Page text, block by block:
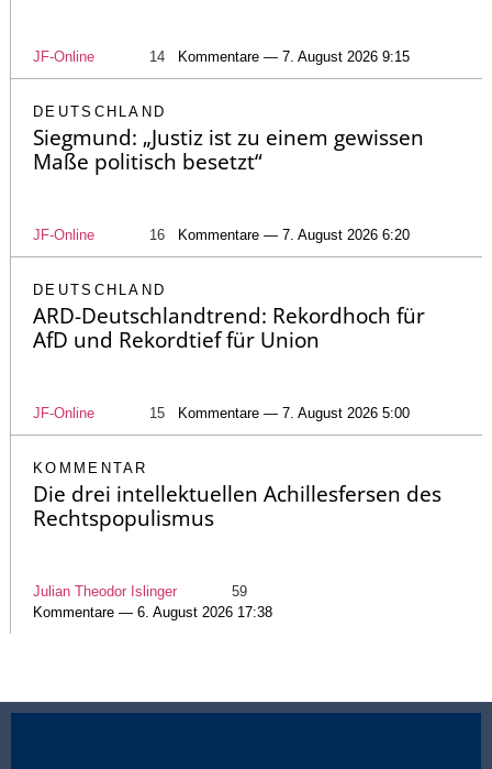
JF-Online 14 Kommentare — 7. August 2026 9:15
DEUTSCHLAND
Siegmund: „Justiz ist zu einem gewissen
Maße politisch besetzt“
JF-Online 16 Kommentare — 7. August 2026 6:20
DEUTSCHLAND
ARD-Deutschlandtrend: Rekordhoch für
AfD und Rekordtief für Union
JF-Online 15 Kommentare — 7. August 2026 5:00
KOMMENTAR
Die drei intellektuellen Achillesfersen des
Rechtspopulismus
Julian Theodor Islinger
59
Kommentare — 6. August 2026 17:38